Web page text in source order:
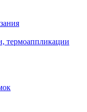
термоаппликации